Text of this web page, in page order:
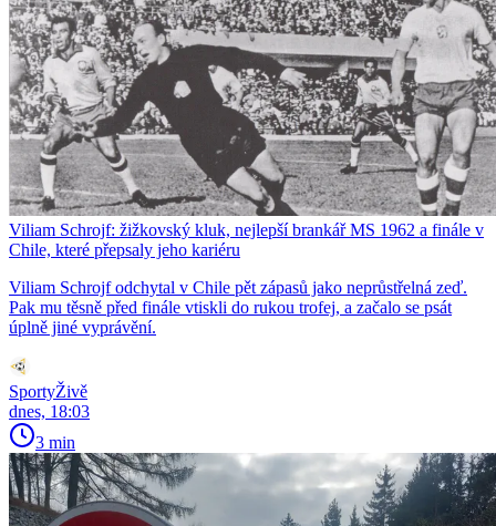
Viliam Schrojf: žižkovský kluk, nejlepší brankář MS 1962 a finále v
Chile, které přepsaly jeho kariéru
Viliam Schrojf odchytal v Chile pět zápasů jako neprůstřelná zeď.
Pak mu těsně před finále vtiskli do rukou trofej, a začalo se psát
úplně jiné vyprávění.
SportyŽivě
dnes, 18:03
3 min